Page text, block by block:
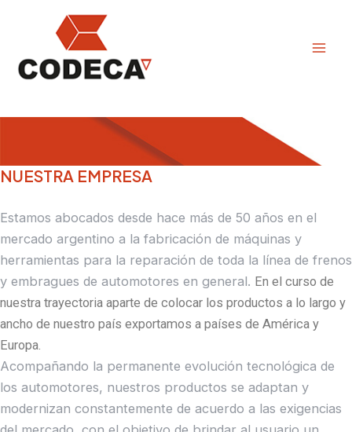
NUESTRA EMPRESA
Estamos abocados desde hace más de 50 años en el
mercado argentino a la fabricación de máquinas y
herramientas para la reparación de toda la línea de frenos
y embragues de automotores en general. En el curso de
nuestra trayectoria aparte de colocar los productos a lo largo y
ancho de nuestro país exportamos a países de América y
Europa.
Acompañando la permanente evolución tecnológica de
los automotores, nuestros productos se adaptan y
modernizan constantemente de acuerdo a las exigencias